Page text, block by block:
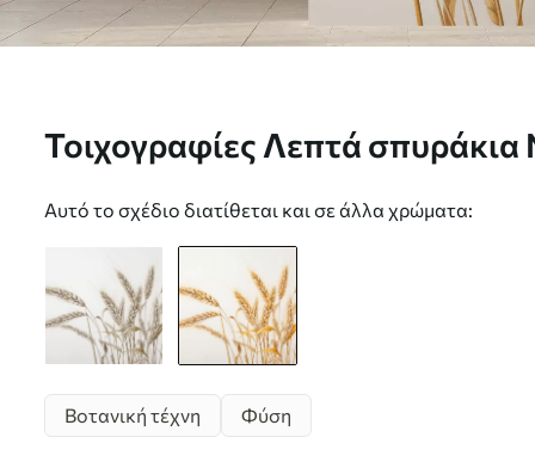
Τοιχογραφίες Λεπτά σπυράκια
Αυτό το σχέδιο διατίθεται και σε άλλα χρώματα:
Βοτανική τέχνη Φύση